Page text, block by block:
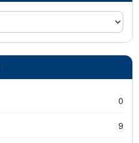
0
9